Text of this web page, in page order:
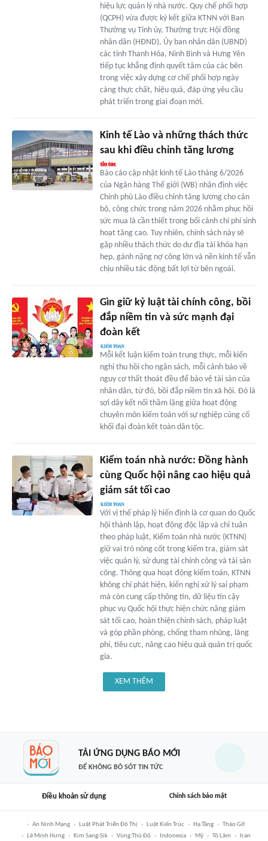
hiệu lực quản lý nhà nước. Quy chế phối hợp
(QCPH) vừa được ký kết giữa KTNN với Ban
Thường vụ Tỉnh ủy, Thường trực Hội đồng
nhân dân (HĐND), Ủy ban nhân dân (UBND)
các tỉnh Thanh Hóa, Ninh Bình và Hưng Yên
tiếp tục khẳng định quyết tâm của các bên
trong việc xây dựng cơ chế phối hợp ngày
càng thực chất, hiệu quả, đáp ứng yêu cầu
phát triển trong giai đoạn mới.
Kinh tế Lào và những thách thức
sau khi điều chỉnh tăng lương
Báo cáo cập nhật kinh tế Lào tháng 6/2026
của Ngân hàng Thế giới (WB) nhận định việc
Chính phủ Lào điều chỉnh tăng lương cho cán
bộ, công chức trong năm 2026 nhằm phục hồi
sức mua là cần thiết trong bối cảnh chi phí sinh
hoạt tăng cao. Tuy nhiên, chính sách này sẽ
gặp nhiều thách thức do dư địa tài khóa hạn
hẹp, gánh nặng nợ công lớn và nền kinh tế vẫn
chịu nhiều tác động bất lợi từ bên ngoài.
Gìn giữ kỷ luật tài chính công, bồi
đắp niềm tin và sức mạnh đại
đoàn kết
Mỗi kết luận kiểm toán trung thực, mỗi kiến
nghị thu hồi cho ngân sách, mỗi cảnh báo về
nguy cơ thất thoát đều để bảo vệ tài sản của
nhân dân, từ đó, bồi đắp niềm tin xã hội. Đó là
sợi dây kết nối thầm lặng giữa hoạt động
chuyên môn kiểm toán với sự nghiệp củng cố
khối đại đoàn kết toàn dân tộc.
Kiểm toán nhà nước: Đồng hành
cùng Quốc hội nâng cao hiệu quả
giám sát tối cao
Với vị thế pháp lý hiến định là cơ quan do Quốc
hội thành lập, hoạt động độc lập và chỉ tuân
theo pháp luật, Kiểm toán nhà nước (KTNN)
giữ vai trò nòng cốt trong kiểm tra, giám sát
việc quản lý, sử dụng tài chính công và tài sản
công. Thông qua hoạt động kiểm toán, KTNN
không chỉ phát hiện, kiến nghị xử lý sai phạm
mà còn cung cấp thông tin, dữ liệu tin cậy
phục vụ Quốc hội thực hiện chức năng giám
sát tối cao, hoàn thiện chính sách, pháp luật
và góp phần phòng, chống tham nhũng, lãng
phí, tiêu cực, nâng cao hiệu quả quản trị quốc
gia.
XEM THÊM
TẢI ỨNG DỤNG BÁO MỚI
ĐỂ KHÔNG BỎ SÓT TIN TỨC
Điều khoản sử dụng Chính sách bảo mật
An Ninh Mạng Luật Phát Triển Đô Thị Luật Kiến Trúc Hạ Tầng
Tháo Gỡ
Lê Minh Hưng
Kim Sang-Sik Vùng Thủ Đô Indonesia Mỹ Tô Lâm Iran